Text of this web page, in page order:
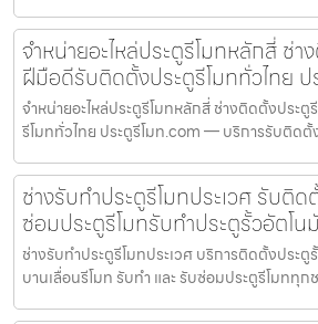
จำหน่ายอะไหล่ประตูรีโมทหลักสี่ ช่า
ฝีมือดีรับติดตั้งประตูรีโมททั่วไทย ป
จำหน่ายอะไหล่ประตูรีโมทหลักสี่ ช่างติดตั้งประ
รีโมททั่วไทย ประตูรีโมท.com — บริการรับติดตั้
ช่างรับทำประตูรีโมทประเวศ รับติ
ซ่อมประตูรีโมทรับทำประตูรั้วอัตโน
ช่างรับทำประตูรีโมทประเวศ บริการติดตั้งประตู
บานเลื่อนรีโมท รับทำ และ รับซ่อมประตูรีโมททุก